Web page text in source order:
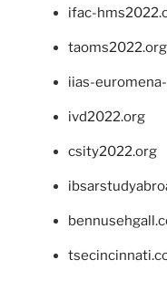
ifac-
taoms2022.org
iias-
ivd2022.org
csity2022.org